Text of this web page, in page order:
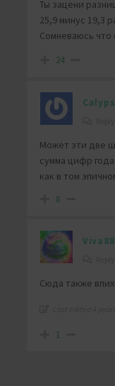
Ты зацени
25,9 минус 19,3
Сомневаюсь что
24
Может эти две
сумма цифр
как в том
8
Сюда также
1